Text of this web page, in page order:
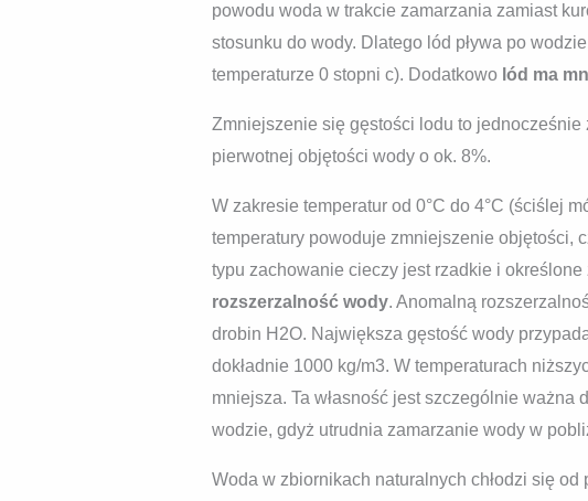
powodu woda w trakcie zamarzania zamiast
stosunku do wody. Dlatego lód pływa po
temperaturze 0 stopni c). Dodatkowo lód ma
Zmniejszenie się gęstości lodu to
pierwotnej objętości wody o ok. 8%.
W zakresie temperatur od 0°C do 4°C (ściślej
temperatury powoduje zmniejszenie objętości,
typu zachowanie cieczy jest rzadkie i określone
rozszerzalność wody. Anomalną
drobin H2O. Największa gęstość wody
dokładnie 1000 kg/m3. W temperaturach
mniejsza. Ta własność jest szczególnie ważna
wodzie, gdyż utrudnia zamarzanie wody w
Woda w zbiornikach naturalnych chłodzi się